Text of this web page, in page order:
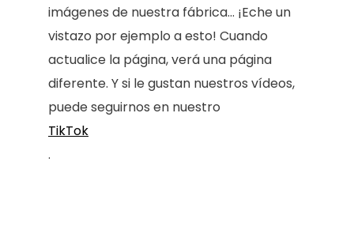
imágenes de nuestra fábrica... ¡Eche un
vistazo por ejemplo a esto! Cuando
actualice la página, verá una página
diferente. Y si le gustan nuestros vídeos,
puede seguirnos en nuestro
TikTok
.